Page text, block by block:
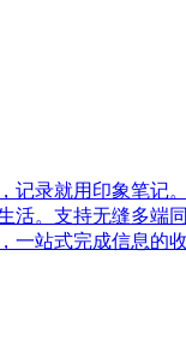
记录就用印象笔记
活。支持无缝多端
一站式完成信息的